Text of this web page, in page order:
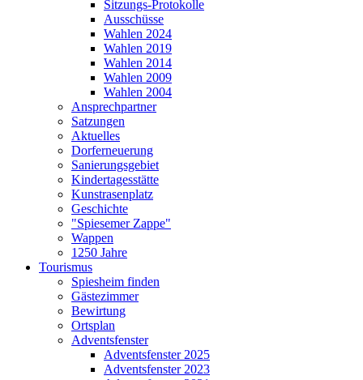
Sitzungs-Protokolle
Ausschüsse
Wahlen 2024
Wahlen 2019
Wahlen 2014
Wahlen 2009
Wahlen 2004
Ansprechpartner
Satzungen
Aktuelles
Dorferneuerung
Sanierungsgebiet
Kindertagesstätte
Kunstrasenplatz
Geschichte
"Spiesemer Zappe"
Wappen
1250 Jahre
Tourismus
Spiesheim finden
Gästezimmer
Bewirtung
Ortsplan
Adventsfenster
Adventsfenster 2025
Adventsfenster 2023